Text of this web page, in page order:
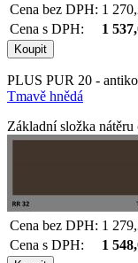
Cena bez DPH: 1
Cena s DPH:
1
PLUS PUR 20 -
Tmavě hnědá
Základní složka
Cena bez DPH: 1
Cena s DPH:
1